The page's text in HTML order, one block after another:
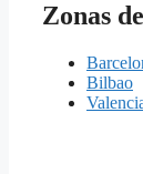
Zonas
Bilbao